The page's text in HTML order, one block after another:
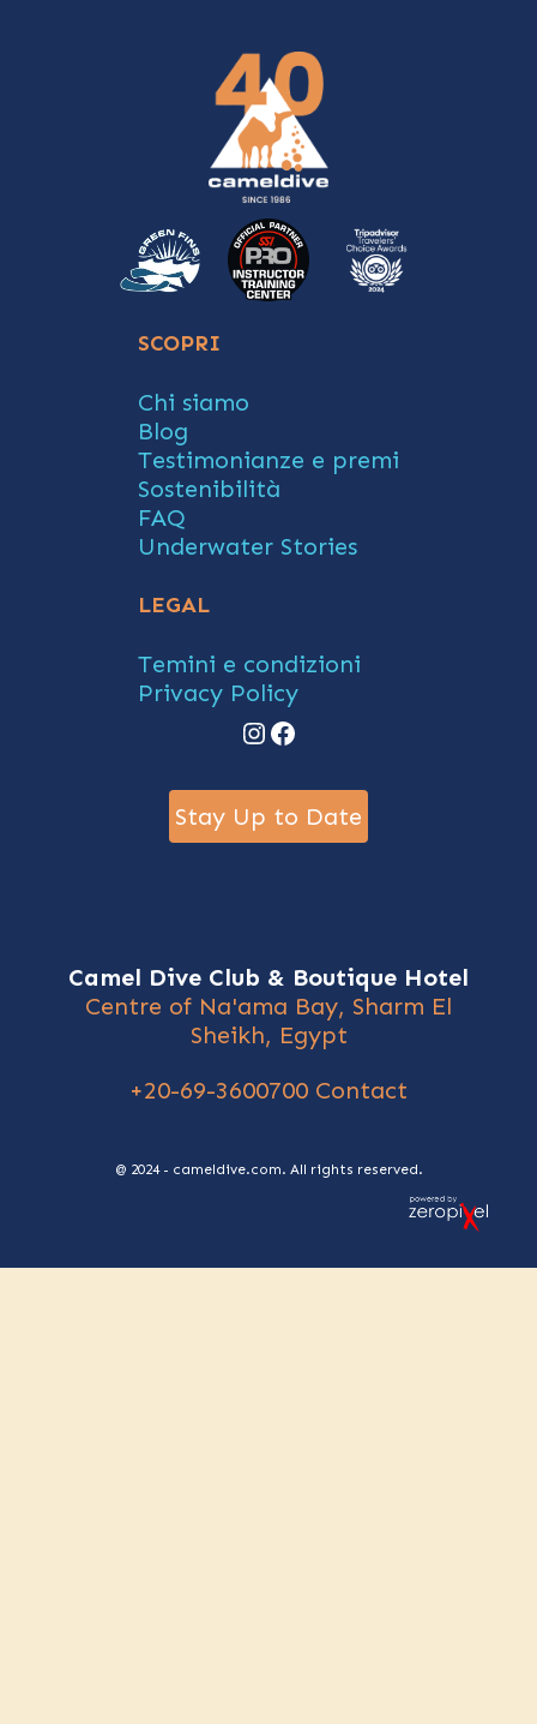
SCOPRI
Chi siamo
Blog
Testimonianze e premi
Sostenibilità
FAQ
Underwater Stories
LEGAL
Temini e condizioni
Privacy Policy
Instagram
Facebook
Stay Up to Date
Camel Dive Club & Boutique Hotel
Centre of Na'ama Bay, Sharm El
Sheikh, Egypt
+20-69-3600700 Contact
@ 2024 - cameldive.com. All rights reserved.